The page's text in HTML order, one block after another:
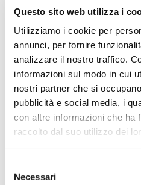
Questo sito web utilizza i
Utilizziamo i cookie per
annunci, per fornire
analizzare il nostro traffico.
informazioni sul modo in cui
nostri partner che si
pubblicità e social media, i
con altre informazioni che ha
raccolto dal suo utilizzo dei
delNecessari